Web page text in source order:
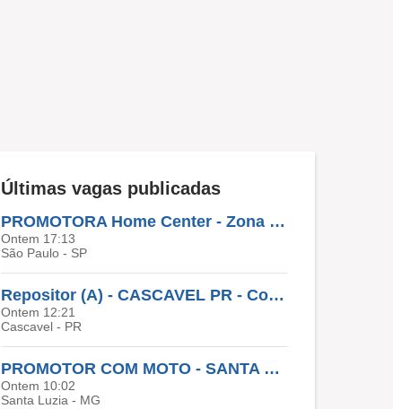
Últimas vagas publicadas
PROMOTORA Home Center - Zona Leste E Norte
Ontem 17:13
São Paulo - SP
Repositor (A) - CASCAVEL PR - Cobertura De Férias
Ontem 12:21
Cascavel - PR
PROMOTOR COM MOTO - SANTA LUZIA - MG
Ontem 10:02
Santa Luzia - MG